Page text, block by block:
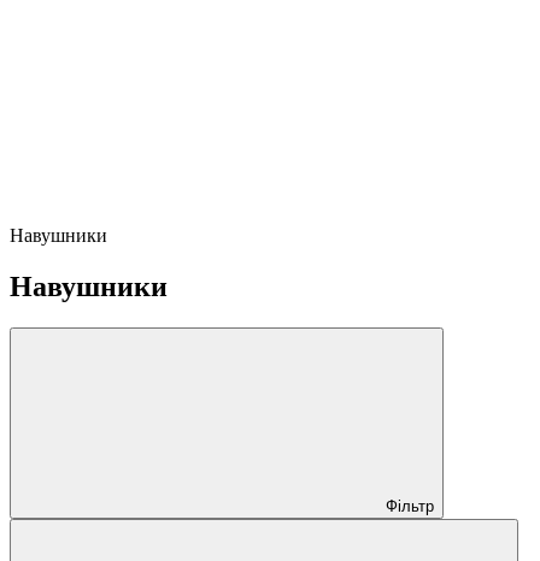
Навушники
Навушники
Фільтр